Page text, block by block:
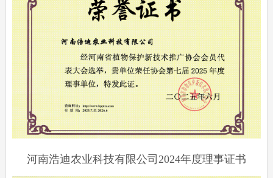
河南浩迪农业科技有限公司2024年度理事证书